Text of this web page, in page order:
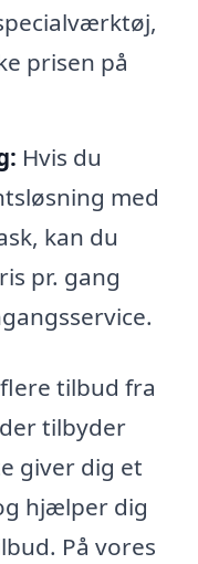
prisen på
Hvis du
med
kan du
pr. gang
tilbud fra
tilbyder
giver dig et
hjælper dig
På vores